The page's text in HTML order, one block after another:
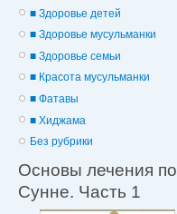
■ Здоровье детей
■ Здоровье мусульманки
■ Здоровье семьи
■ Красота мусульманки
■ Фатавы
■ Хиджама
Без рубрики
Основы лечения по
Сунне. Часть 1